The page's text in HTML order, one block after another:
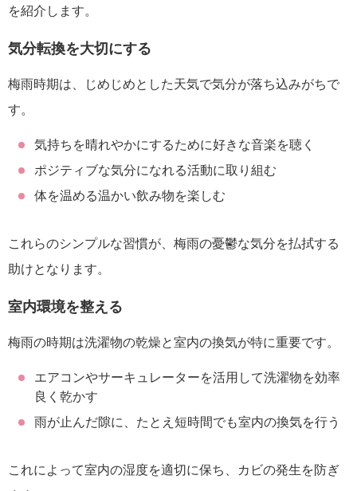
を紹介します。
気分転換を大切にする
梅雨時期は、じめじめとした天気で気分が落ち込みがちで
す。
気持ちを晴れやかにするために好きな音楽を聴く
ポジティブな気分になれる活動に取り組む
体を温める温かい飲み物を楽しむ
これらのシンプルな習慣が、梅雨の憂鬱な気分を払拭する
助けとなります。
室内環境を整える
梅雨の時期は洗濯物の乾燥と室内の換気が特に重要です。
エアコンやサーキュレーターを活用して洗濯物を効率
良く乾かす
雨が止んだ隙に、たとえ短時間でも室内の換気を行う
これによって室内の湿度を適切に保ち、カビの発生を防ぎ